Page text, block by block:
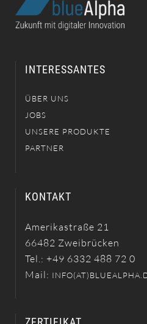
INTERESSANTES
ÜBER UNS
JOBS
UNSERE PRODUKTE
PARTNER
KONTAKT
Amerikastraße 21
66482 Zweibrücken
Tel.: +49 6332 488 72 0
Mail: